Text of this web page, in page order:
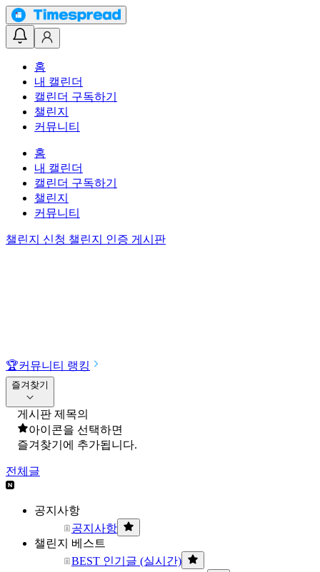
홈
내 캘린더
캘린더 구독하기
챌린지
커뮤니티
홈
내 캘린더
캘린더 구독하기
챌린지
커뮤니티
챌린지 신청 챌린지 인증 게시판
🏆커뮤니티 랭킹
즐겨찾기
게시판 제목의
아이콘을 선택하면
즐겨찾기에 추가됩니다.
전체글
공지사항
공지사항
챌린지 베스트
BEST 인기글 (실시간)